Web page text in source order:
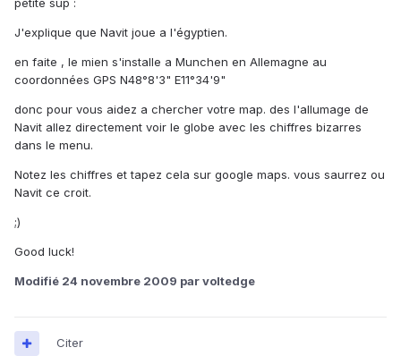
petite sup :
J'explique que Navit joue a l'égyptien.
en faite , le mien s'installe a Munchen en Allemagne au
coordonnées GPS N48°8'3" E11°34'9"
donc pour vous aidez a chercher votre map. des l'allumage de
Navit allez directement voir le globe avec les chiffres bizarres
dans le menu.
Notez les chiffres et tapez cela sur google maps. vous saurrez ou
Navit ce croit.
;)
Good luck!
Modifié 24 novembre 2009 par voltedge
Citer